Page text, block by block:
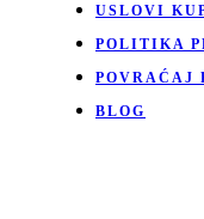
USLOVI
POLITIKA
POVRAĆAJ
BLOG